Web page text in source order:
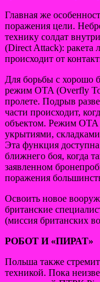
Главная же
поражения цели.
технику солдат
(Direct Attack): ракета
происходит от
Для борьбы с хорошо
режим OTA (Overfly
пролете. Подрыв
части происходит,
объектом. Режим OTA
укрытиями,
Эта функция
ближнего боя, когда
заявленном
поражения
Освоить новое
британские
(миссия британских
РОБОТ И «ПИРАТ»
Польша также
техникой. Пока